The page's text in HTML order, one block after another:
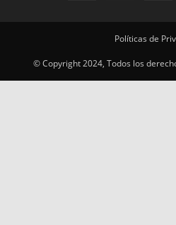
Políticas de
© Copyright 2024, Todos los